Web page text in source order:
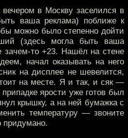
в Москву заселился в
ваша реклама) поближе к
можно было степенно дойти
(здесь могла быть ваша
зачем-то +23. Нашёл на стене
начал оказывать на него
на дисплее не шевелится,
на месте. Я и так, и сяк —
ярости уже готов был
крышку, а на ней бумажка с
температуру — звоните
придумано.